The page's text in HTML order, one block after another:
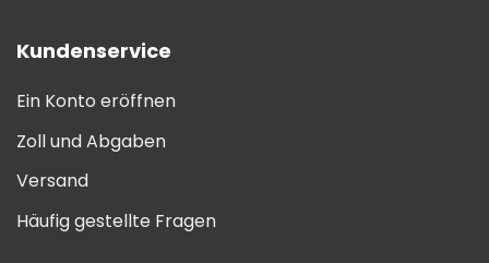
Kundenservice
Ein Konto eröffnen
Zoll und Abgaben
Versand
Häufig gestellte Fragen